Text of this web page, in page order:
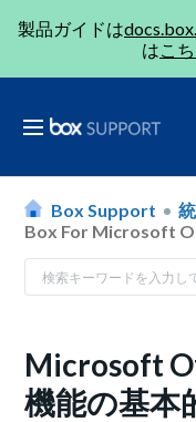
製品ガイドは
はこ
Box Support
Box For Microsoft
Microsoft
機能の基本